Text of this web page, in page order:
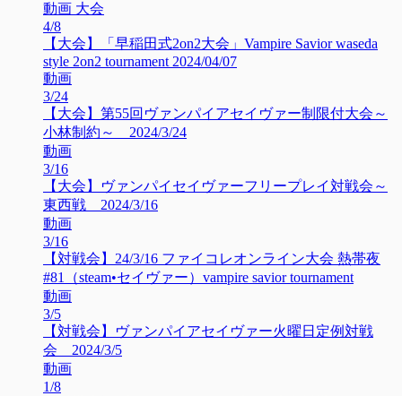
動画 大会
4/8
【大会】「早稲田式2on2大会」Vampire Savior waseda
style 2on2 tournament 2024/04/07
動画
3/24
【大会】第55回ヴァンパイアセイヴァー制限付大会～
小林制約～ 2024/3/24
動画
3/16
【大会】ヴァンパイセイヴァーフリープレイ対戦会～
東西戦 2024/3/16
動画
3/16
【対戦会】24/3/16 ファイコレオンライン大会 熱帯夜
#81（steam•セイヴァー）vampire savior tournament
動画
3/5
【対戦会】ヴァンパイアセイヴァー火曜日定例対戦
会 2024/3/5
動画
1/8